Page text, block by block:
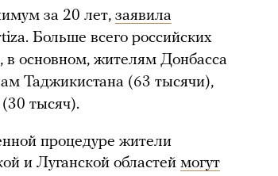
за 20 лет, заявила
Больше всего российских
основном, жителям Донбасса
Таджикистана (63 тысячи),
тысяч).
процедуре жители
и Луганской областей могут